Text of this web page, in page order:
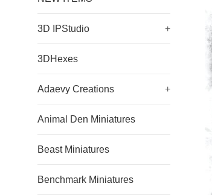
3D IPStudio +
3DHexes
Adaevy Creations +
Animal Den Miniatures
Beast Miniatures
Benchmark Miniatures